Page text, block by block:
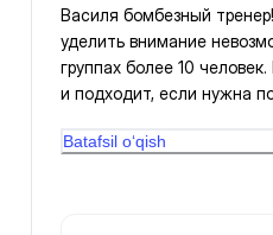
Василя бомбезный
уделить внимание
группах более 10
и подходит, если нужна
Batafsil o‘qish